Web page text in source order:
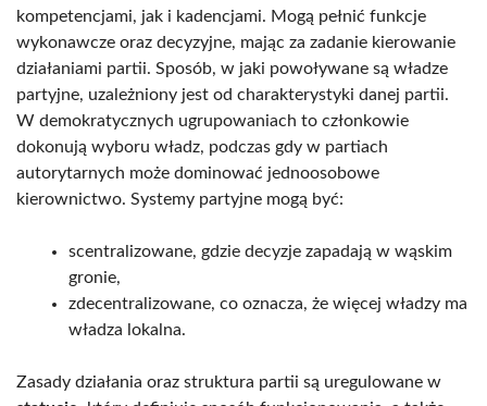
kompetencjami, jak i kadencjami. Mogą pełnić funkcje
wykonawcze oraz decyzyjne, mając za zadanie kierowanie
działaniami partii. Sposób, w jaki powoływane są władze
partyjne, uzależniony jest od charakterystyki danej partii.
W demokratycznych ugrupowaniach to członkowie
dokonują wyboru władz, podczas gdy w partiach
autorytarnych może dominować jednoosobowe
kierownictwo. Systemy partyjne mogą być:
scentralizowane, gdzie decyzje zapadają w wąskim
gronie,
zdecentralizowane, co oznacza, że więcej władzy ma
władza lokalna.
Zasady działania oraz struktura partii są uregulowane w